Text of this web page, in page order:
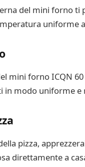
del mini forno
uniforme
mini forno ICQN
in modo uniforme
pizza,
direttamente a